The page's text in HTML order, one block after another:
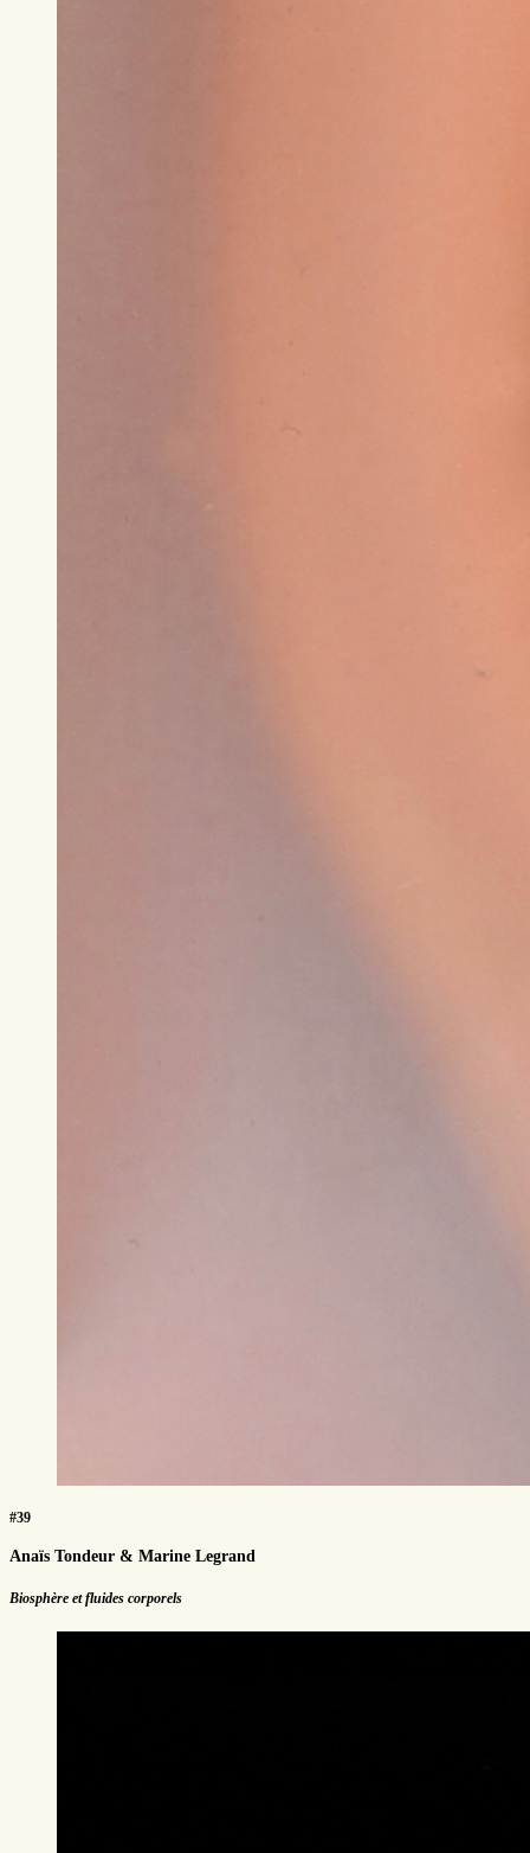
#39
Anaïs Tondeur & Marine Legrand
Biosphère et fluides corporels